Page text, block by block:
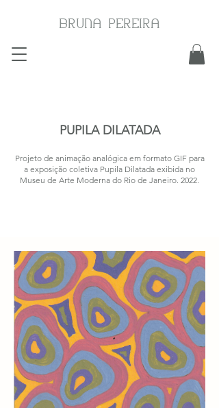
BRUNA PEREIRA
PUPILA DILATADA
Projeto de animação analógica em formato GIF para
a exposição coletiva Pupila Dilatada exibida no
Museu de Arte Moderna do Rio de Janeiro. 2022.